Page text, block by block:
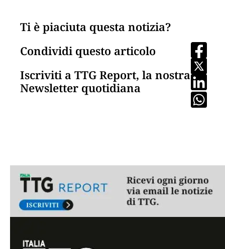
Ti è piaciuta questa notizia?
Condividi questo articolo
Iscriviti a TTG Report, la nostra
Newsletter quotidiana